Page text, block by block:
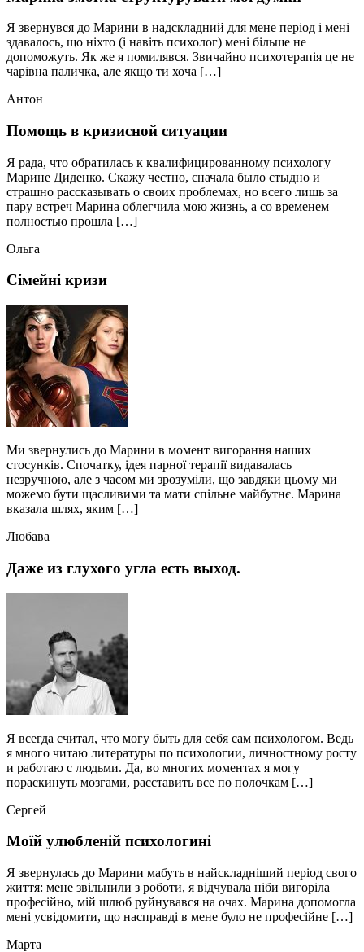
Я звернувся до Марини в надскладний для мене період і мені
здавалось, що ніхто (і навіть психолог) мені більше не
допоможуть. Як же я помилявся. Звичайно психотерапія це не
чарівна паличка, але якщо ти хоча […]
Антон
Помощь в кризисной ситуации
Я рада, что обратилась к квалифицированному психологу
Марине Диденко. Скажу честно, сначала было стыдно и
страшно рассказывать о своих проблемах, но всего лишь за
пару встреч Марина облегчила мою жизнь, а со временем
полностью прошла […]
Ольга
Сімейні кризи
Ми звернулись до Марини в момент вигорання наших
стосунків. Спочатку, ідея парної терапії видавалась
незручною, але з часом ми зрозуміли, що завдяки цьому ми
можемо бути щасливими та мати спільне майбутнє. Марина
вказала шлях, яким […]
Любава
Даже из глухого угла есть выход.
Я всегда считал, что могу быть для себя сам психологом. Ведь
я много читаю литературы по психологии, личностному росту
и работаю с людьми. Да, во многих моментах я могу
пораскинуть мозгами, расставить все по полочкам […]
Сергей
Моїй улюбленій психологині
Я звернулась до Марини мабуть в найскладніший період свого
життя: мене звільнили з роботи, я відчувала ніби вигоріла
професійно, мій шлюб руйнувався на очах. Марина допомогла
мені усвідомити, що насправді в мене було не професійне […]
Марта